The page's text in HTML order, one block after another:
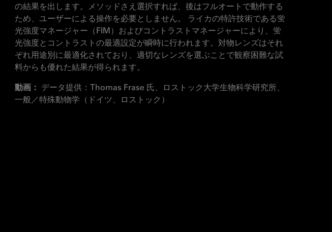
の結果を出します。メソッドさえ選択すれば、後はフルオートで動作する
ため、ユーザーによる操作を必要としません。 ライカの特許技術である蛍
光強度マネージャー（FIM）およびコントラストマネージャーにより、蛍
光強度とコントラストの最適設定が瞬時に行われます。対物レンズはそれ
ぞれ用途別に最適化されており、適切なレンズを選ぶことで観察困難な試
料からも優れた結果が得られます。
動画： データ提供：Thomas Frase 氏、ロストック大学生物科学研究所、
一般／特殊動物学（ドイツ、ロストック）